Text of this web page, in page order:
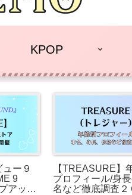
KPOP
ュー９
9
アップ
【TREASURE】
プロフィール/身
名など徹底調査２